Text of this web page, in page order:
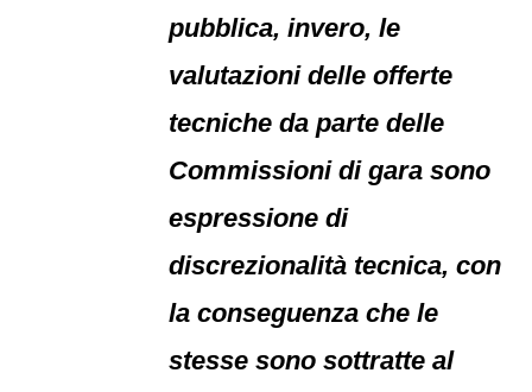
pubblica, invero, le
valutazioni delle offerte
tecniche da parte delle
Commissioni di gara sono
espressione di
discrezionalità tecnica, con
la conseguenza che le
stesse sono sottratte al